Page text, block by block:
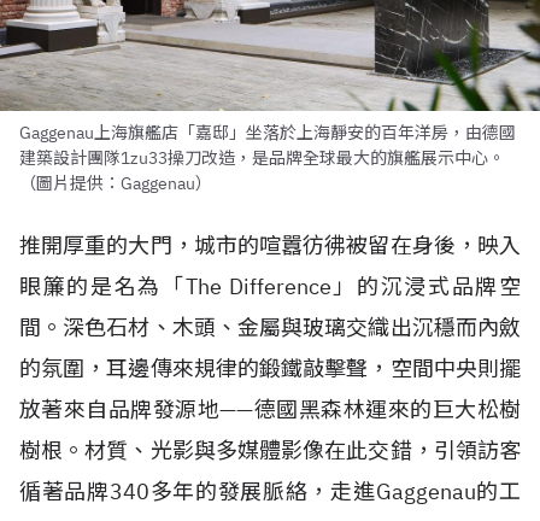
Gaggenau上海旗艦店「嘉邸」坐落於上海靜安的百年洋房，由德國
建築設計團隊1zu33操刀改造，是品牌全球最大的旗艦展示中心。
（圖片提供：Gaggenau）
推開厚重的大門，城市的喧囂彷彿被留在身後，映入
眼簾的是名為「The Difference」的沉浸式品牌空
間。深色石材、木頭、金屬與玻璃交織出沉穩而內斂
的氛圍，耳邊傳來規律的鍛鐵敲擊聲，空間中央則擺
放著來自品牌發源地——德國黑森林運來的巨大松樹
樹根。材質、光影與多媒體影像在此交錯，引領訪客
循著品牌340多年的發展脈絡，走進Gaggenau的工